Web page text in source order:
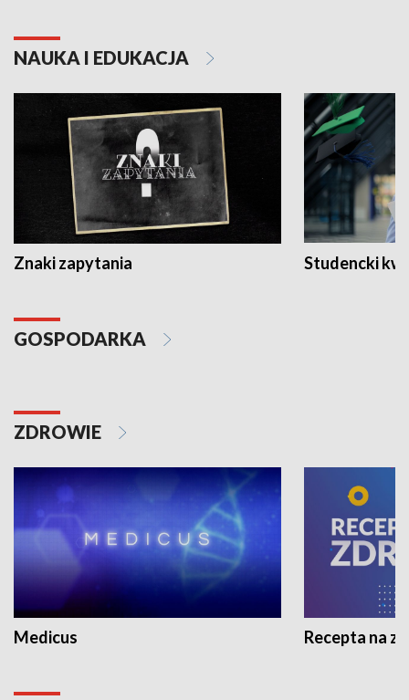
NAUKA I EDUKACJA
Znaki zapytania Studencki
GOSPODARKA
ZDROWIE
Medicus Recepta na